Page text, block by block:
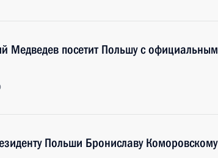
Медведев посетит Польшу с официальным
Польши Брониславу Коморовскому